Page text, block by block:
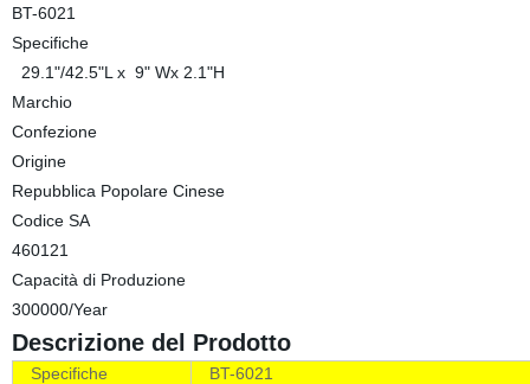
BT-6021
Specifiche
29.1"/42.5"L x 9" Wx 2.1"H
Marchio
Confezione
Origine
Repubblica Popolare Cinese
Codice SA
460121
Capacità di Produzione
300000/Year
Descrizione del Prodotto
Specifiche
BT-6021